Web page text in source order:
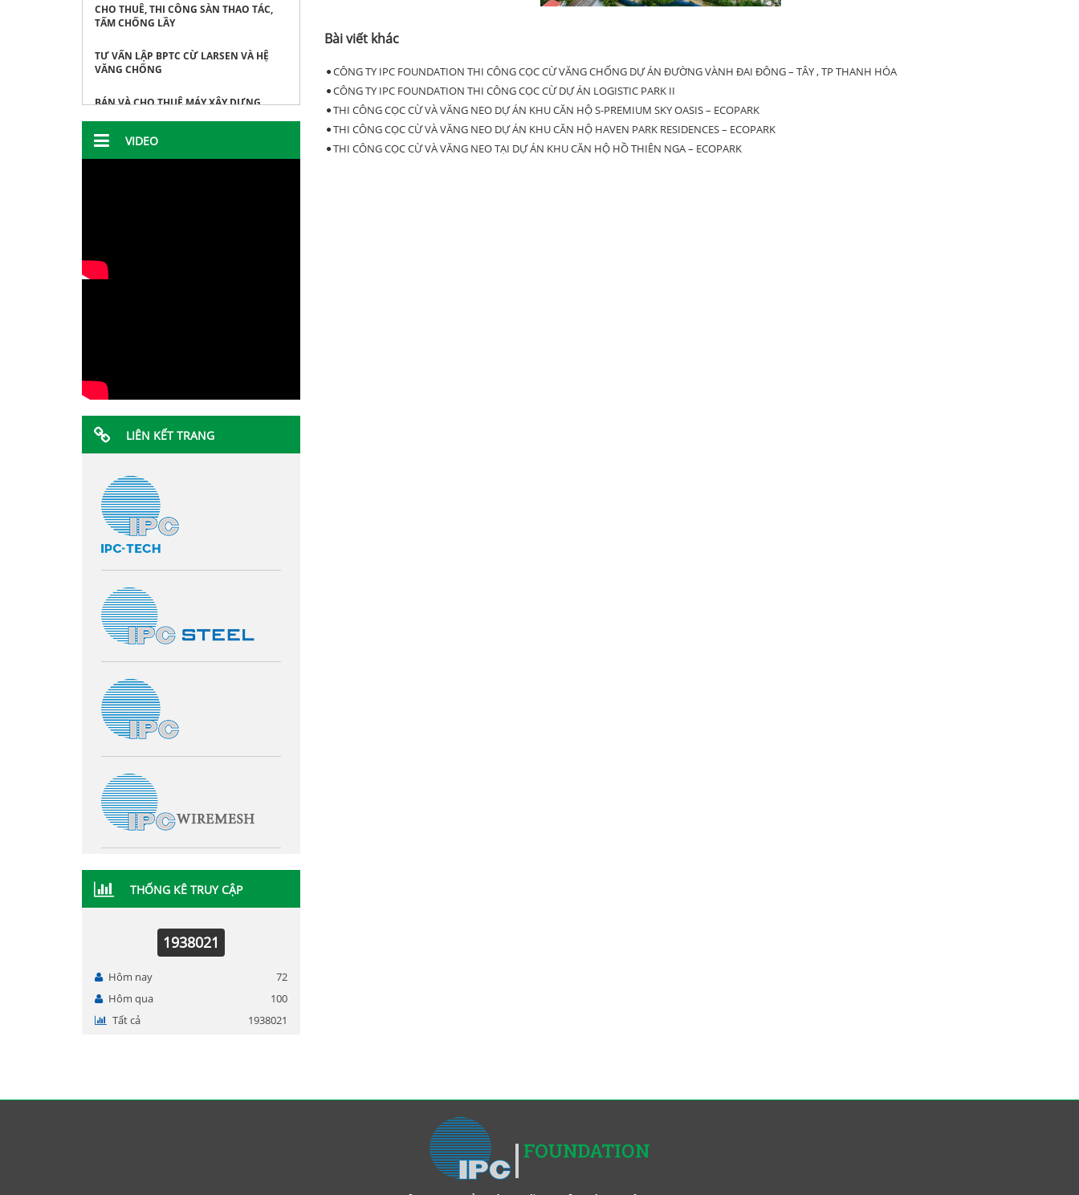
Bài viết khác
CÔNG TY IPC FOUNDATION THI CÔNG CỌC CỪ VĂNG CHỐNG DỰ ÁN ĐƯỜNG VÀNH ĐAI ĐÔNG – TÂY , TP THANH HÓA
CÔNG TY IPC FOUNDATION THI CÔNG CỌC CỪ DỰ ÁN LOGISTIC PARK II
THI CÔNG CỌC CỪ VÀ VĂNG NEO DỰ ÁN KHU CĂN HỘ S-PREMIUM SKY OASIS – ECOPARK
THI CÔNG CỌC CỪ VÀ VĂNG NEO DỰ ÁN KHU CĂN HỘ HAVEN PARK RESIDENCES – ECOPARK
THI CÔNG CỌC CỪ VÀ VĂNG NEO TẠI DỰ ÁN KHU CĂN HỘ HỒ THIÊN NGA – ECOPARK
CHO THUÊ, THI CÔNG SÀN THAO TÁC,
TẤM CHỐNG LẦY
TƯ VẤN LẬP BPTC CỪ LARSEN VÀ HỆ
VĂNG CHỐNG
BÁN VÀ CHO THUÊ MÁY XÂY DỰNG
VIDEO
LIÊN KẾT TRANG
THỐNG KÊ TRUY CẬP
1938021
Hôm nay
72
Hôm qua
100
Tất cả
1938021